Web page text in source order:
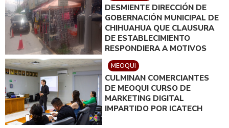
DESMIENTE DIRECCIÓN DE
GOBERNACIÓN MUNICIPAL DE
CHIHUAHUA QUE CLAUSURA
DE ESTABLECIMIENTO
RESPONDIERA A MOTIVOS
POLÍTICOS
MEOQUI
CULMINAN COMERCIANTES
DE MEOQUI CURSO DE
MARKETING DIGITAL
IMPARTIDO POR ICATECH